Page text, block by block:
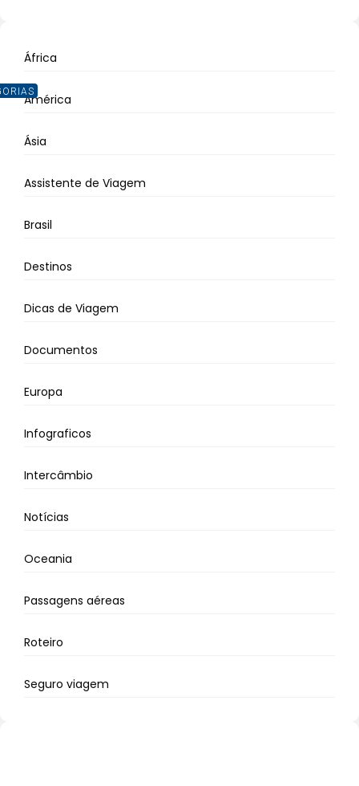
África
América
Ásia
Assistente de Viagem
Brasil
Destinos
Dicas de Viagem
Documentos
Europa
Infograficos
Intercâmbio
Notícias
Oceania
Passagens aéreas
Roteiro
Seguro viagem